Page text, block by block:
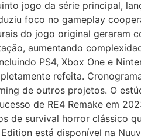
jogo da série principal,
foco no gameplay
do jogo original geraram
aumentando
PS4, Xbox One e
refeita.
de outros projetos. O
de RE4 Remake em
de survival horror clássico
está disponível na